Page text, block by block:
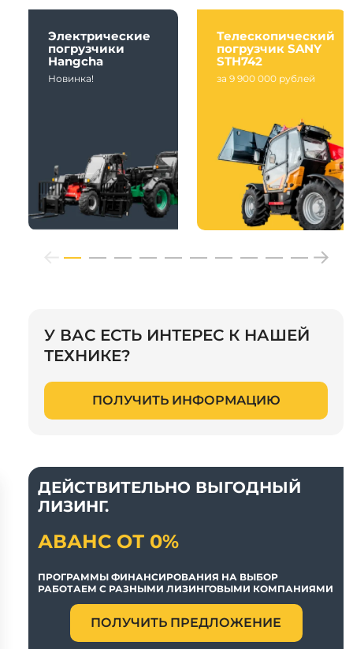
Электрические
погрузчики
Hangcha
Новинка!
Телескопический
погрузчик SANY
STH742
за 9 900 000 рублей
У ВАС ЕСТЬ ИНТЕРЕС К НАШЕЙ
ТЕХНИКЕ?
ПОЛУЧИТЬ ИНФОРМАЦИЮ
ДЕЙСТВИТЕЛЬНО ВЫГОДНЫЙ
ЛИЗИНГ.
АВАНС ОТ 0%
ПРОГРАММЫ ФИНАНСИРОВАНИЯ НА ВЫБОР
РАБОТАЕМ С РАЗНЫМИ ЛИЗИНГОВЫМИ КОМПАНИЯМИ
ПОЛУЧИТЬ ПРЕДЛОЖЕНИЕ